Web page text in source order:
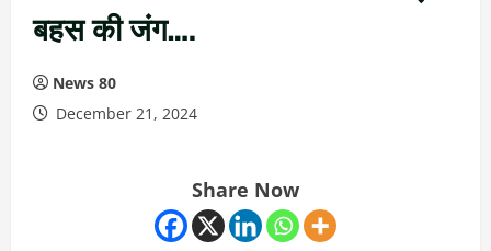
बहस की जंग….
News 80
December 21, 2024
Share Now